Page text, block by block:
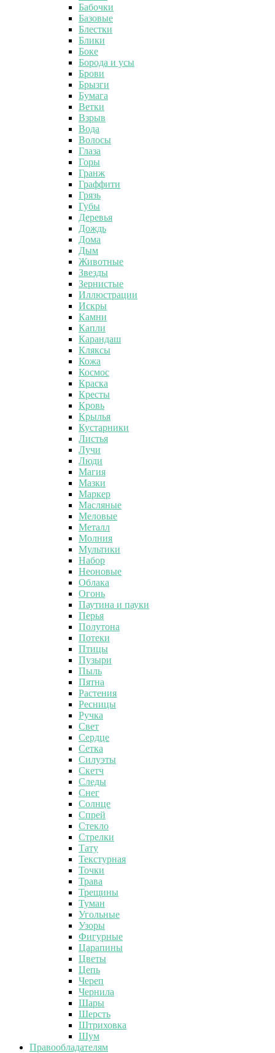
Бабочки
Базовые
Блестки
Блики
Боке
Борода и усы
Брови
Брызги
Бумага
Ветки
Взрыв
Вода
Волосы
Глаза
Горы
Гранж
Граффити
Грязь
Губы
Деревья
Дождь
Дома
Дым
Животные
Звезды
Зернистые
Иллюстрации
Искры
Камни
Капли
Карандаш
Кляксы
Кожа
Космос
Краска
Кресты
Кровь
Крылья
Кустарники
Листья
Лучи
Люди
Магия
Мазки
Маркер
Масляные
Меловые
Металл
Молния
Мультики
Набор
Неоновые
Облака
Огонь
Паутина и пауки
Перья
Полутона
Потеки
Птицы
Пузыри
Пыль
Пятна
Растения
Ресницы
Ручка
Свет
Сердце
Сетка
Силуэты
Скетч
Следы
Снег
Солнце
Спрей
Стекло
Стрелки
Тату
Текстурная
Точки
Трава
Трещины
Туман
Угольные
Узоры
Фигурные
Царапины
Цветы
Цепь
Череп
Чернила
Шары
Шерсть
Штриховка
Шум
Правообладателям